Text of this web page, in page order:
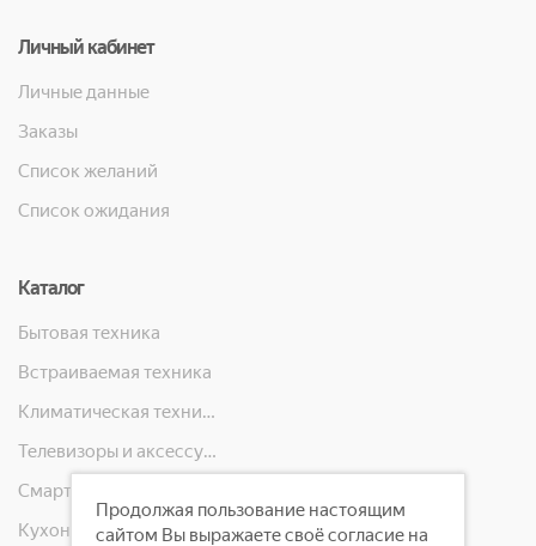
Личный кабинет
Личные данные
Заказы
Список желаний
Список ожидания
Каталог
Бытовая техника
Встраиваемая техника
Климатическая техника
Телевизоры и аксессуары
Кухонная техника
Продолжая пользование настоящим
сайтом Вы выражаете своё согласие на